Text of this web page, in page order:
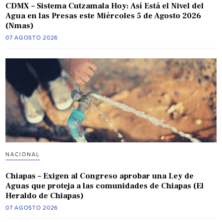
CDMX – Sistema Cutzamala Hoy: Así Está el Nivel del
Agua en las Presas este Miércoles 5 de Agosto 2026
(Nmas)
07 AGOSTO 2026
NACIONAL
Chiapas – Exigen al Congreso aprobar una Ley de
Aguas que proteja a las comunidades de Chiapas (El
Heraldo de Chiapas)
07 AGOSTO 2026